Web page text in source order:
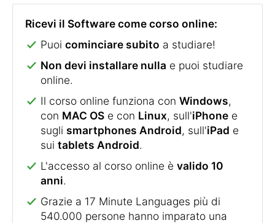
Ricevi il Software come corso online:
Puoi cominciare subito a studiare!
Non devi installare nulla e puoi studiare
online.
Il corso online funziona con Windows,
con MAC OS e con Linux, sull'iPhone e
sugli smartphones Android, sull'iPad e
sui tablets Android.
L'accesso al corso online è valido 10
anni.
Grazie a 17 Minute Languages più di
540.000 persone hanno imparato una